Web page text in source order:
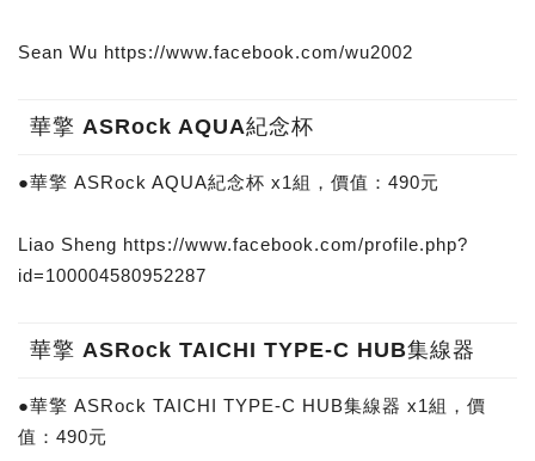
Sean Wu https://www.facebook.com/wu2002
華擎 ASRock AQUA紀念杯
●華擎 ASRock AQUA紀念杯 x1組，價值：490元
Liao Sheng https://www.facebook.com/profile.php?
id=100004580952287
華擎 ASRock TAICHI TYPE-C HUB集線器
●華擎 ASRock TAICHI TYPE-C HUB集線器 x1組，價
值：490元